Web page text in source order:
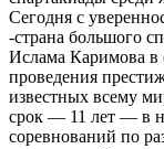
Сегодня с
-страна большого
Ислама Каримова в
проведения
известных всему
срок — 11 лет — в
соревнований по